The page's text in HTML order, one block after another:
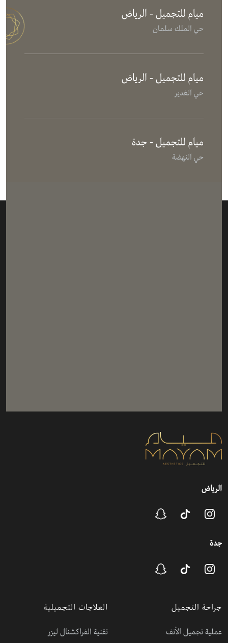
ميام للتجميل - الرياض
حي الملك سلمان
ميام للتجميل - الرياض
حي الغدير
ميام للتجميل - جدة
حي النهضة
الرياض
جدة
جراحة التجميل
عملية تجميل الأنف
العلاجات التجميلية
تقنية الفراكشنال ليزر